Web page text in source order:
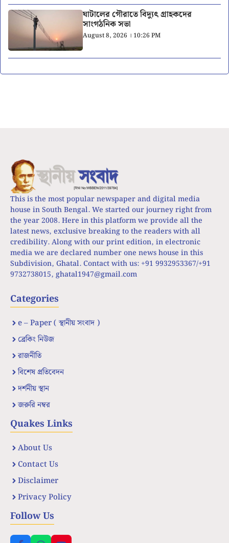
ঘাটালের গৌরাতে বিদ্যুৎ গ্রাহকদের
সাংগঠনিক সভা
August 8, 2026 । 10:26 PM
This is the most popular newspaper and digital media
house in South Bengal. We started our journey right from
the year 2008. Here in this platform we provide all the
latest news, exclusive breaking to the readers with all
credibility. Along with our print edition, in electronic
media we are declared number one news house in this
Subdivision, Ghatal. Contact with us: +91 9932953367/+91
9732738015, ghatal1947@gmail.com
Categories
e – Paper ( স্থানীয় সংবাদ )
ব্রেকিং নিউজ
রাজনীতি
বিশেষ প্রতিবেদন
দর্শনীয় স্থান
জরুরি নম্বর
Quakes Links
About Us
Contact Us
Disclaimer
Privacy Policy
Follow Us